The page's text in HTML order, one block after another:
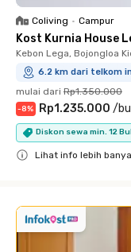
Coliving • Campur
Kost Kurnia House
Kebon Lega, Bojongloa
6.2 km dari telkom
mulai dari Rp1.350.000
-8% Rp1.235.000 /
Diskon sewa min. 12
Lihat info lebih